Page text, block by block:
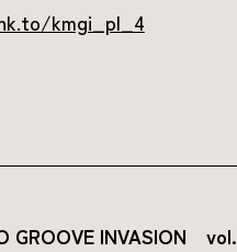
kmgi_pl_4
GROOVE INVASION